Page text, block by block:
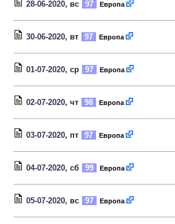
28-06-2020, вс 97 Европа
30-06-2020, вт 97 Европа
01-07-2020, ср 97 Европа
02-07-2020, чт 98 Европа
03-07-2020, пт 97 Европа
04-07-2020, сб 99 Европа
05-07-2020, вс 97 Европа